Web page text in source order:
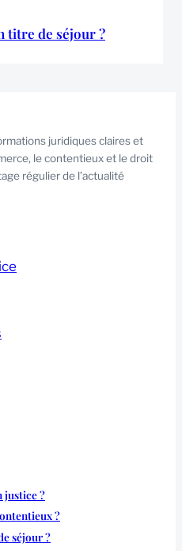
titre de séjour ?
juridiques claires et
le contentieux et le droit
régulier de l’actualité
justice ?
?
séjour ?